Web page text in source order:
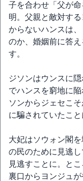
子を合わせ「父が
明。父親と敵対す
からないハンスは
のか、婚姻前に答
す。
ジソンはウンスに
でハンスを窮地に
ソンからジェセこ
に騙されていたこと
大妃はソウォン閣
の民のために見逃
見逃すことに。と
裏口からヨンジュ